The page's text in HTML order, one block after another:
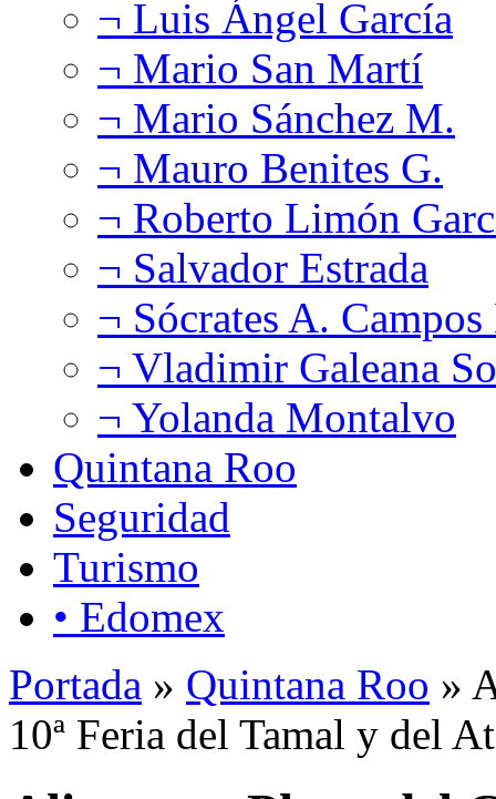
¬ Luis Ángel García
¬ Mario San Martí
¬ Mario Sánchez M.
¬ Mauro Benites G.
¬ Roberto Limón
¬ Salvador Estrada
¬ Sócrates A.
¬ Vladimir Galeana
¬ Yolanda Montalvo
Quintana Roo
Seguridad
Turismo
• Edomex
Portada » Quintana Roo »
10ª Feria del Tamal y del